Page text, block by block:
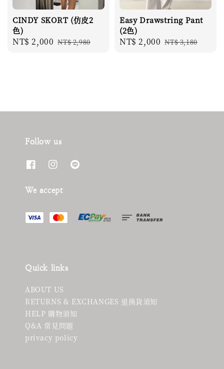
CINDY SKORT (仿皮2
色)
Sale
NT$ 2,000 Regular
NT$ 2,980
Easy Drawstring Pant
(2色)
Sale
NT$ 2,000 Regular
NT$ 3,180
Follow us
We accept
Quick links
ABOUT US
RETURNS & EXCHANGES 退換貨須知
HELP 購物須知
Q&A 常見問題
privacy policy